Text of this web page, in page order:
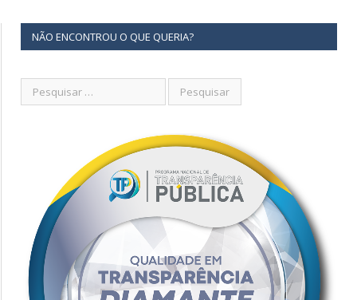
NÃO ENCONTROU O QUE QUERIA?